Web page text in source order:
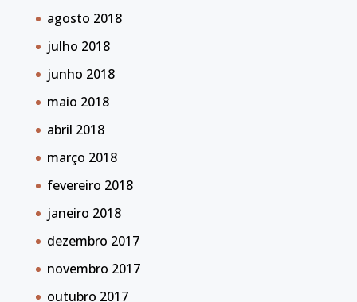
agosto 2018
julho 2018
junho 2018
maio 2018
abril 2018
março 2018
fevereiro 2018
janeiro 2018
dezembro 2017
novembro 2017
outubro 2017